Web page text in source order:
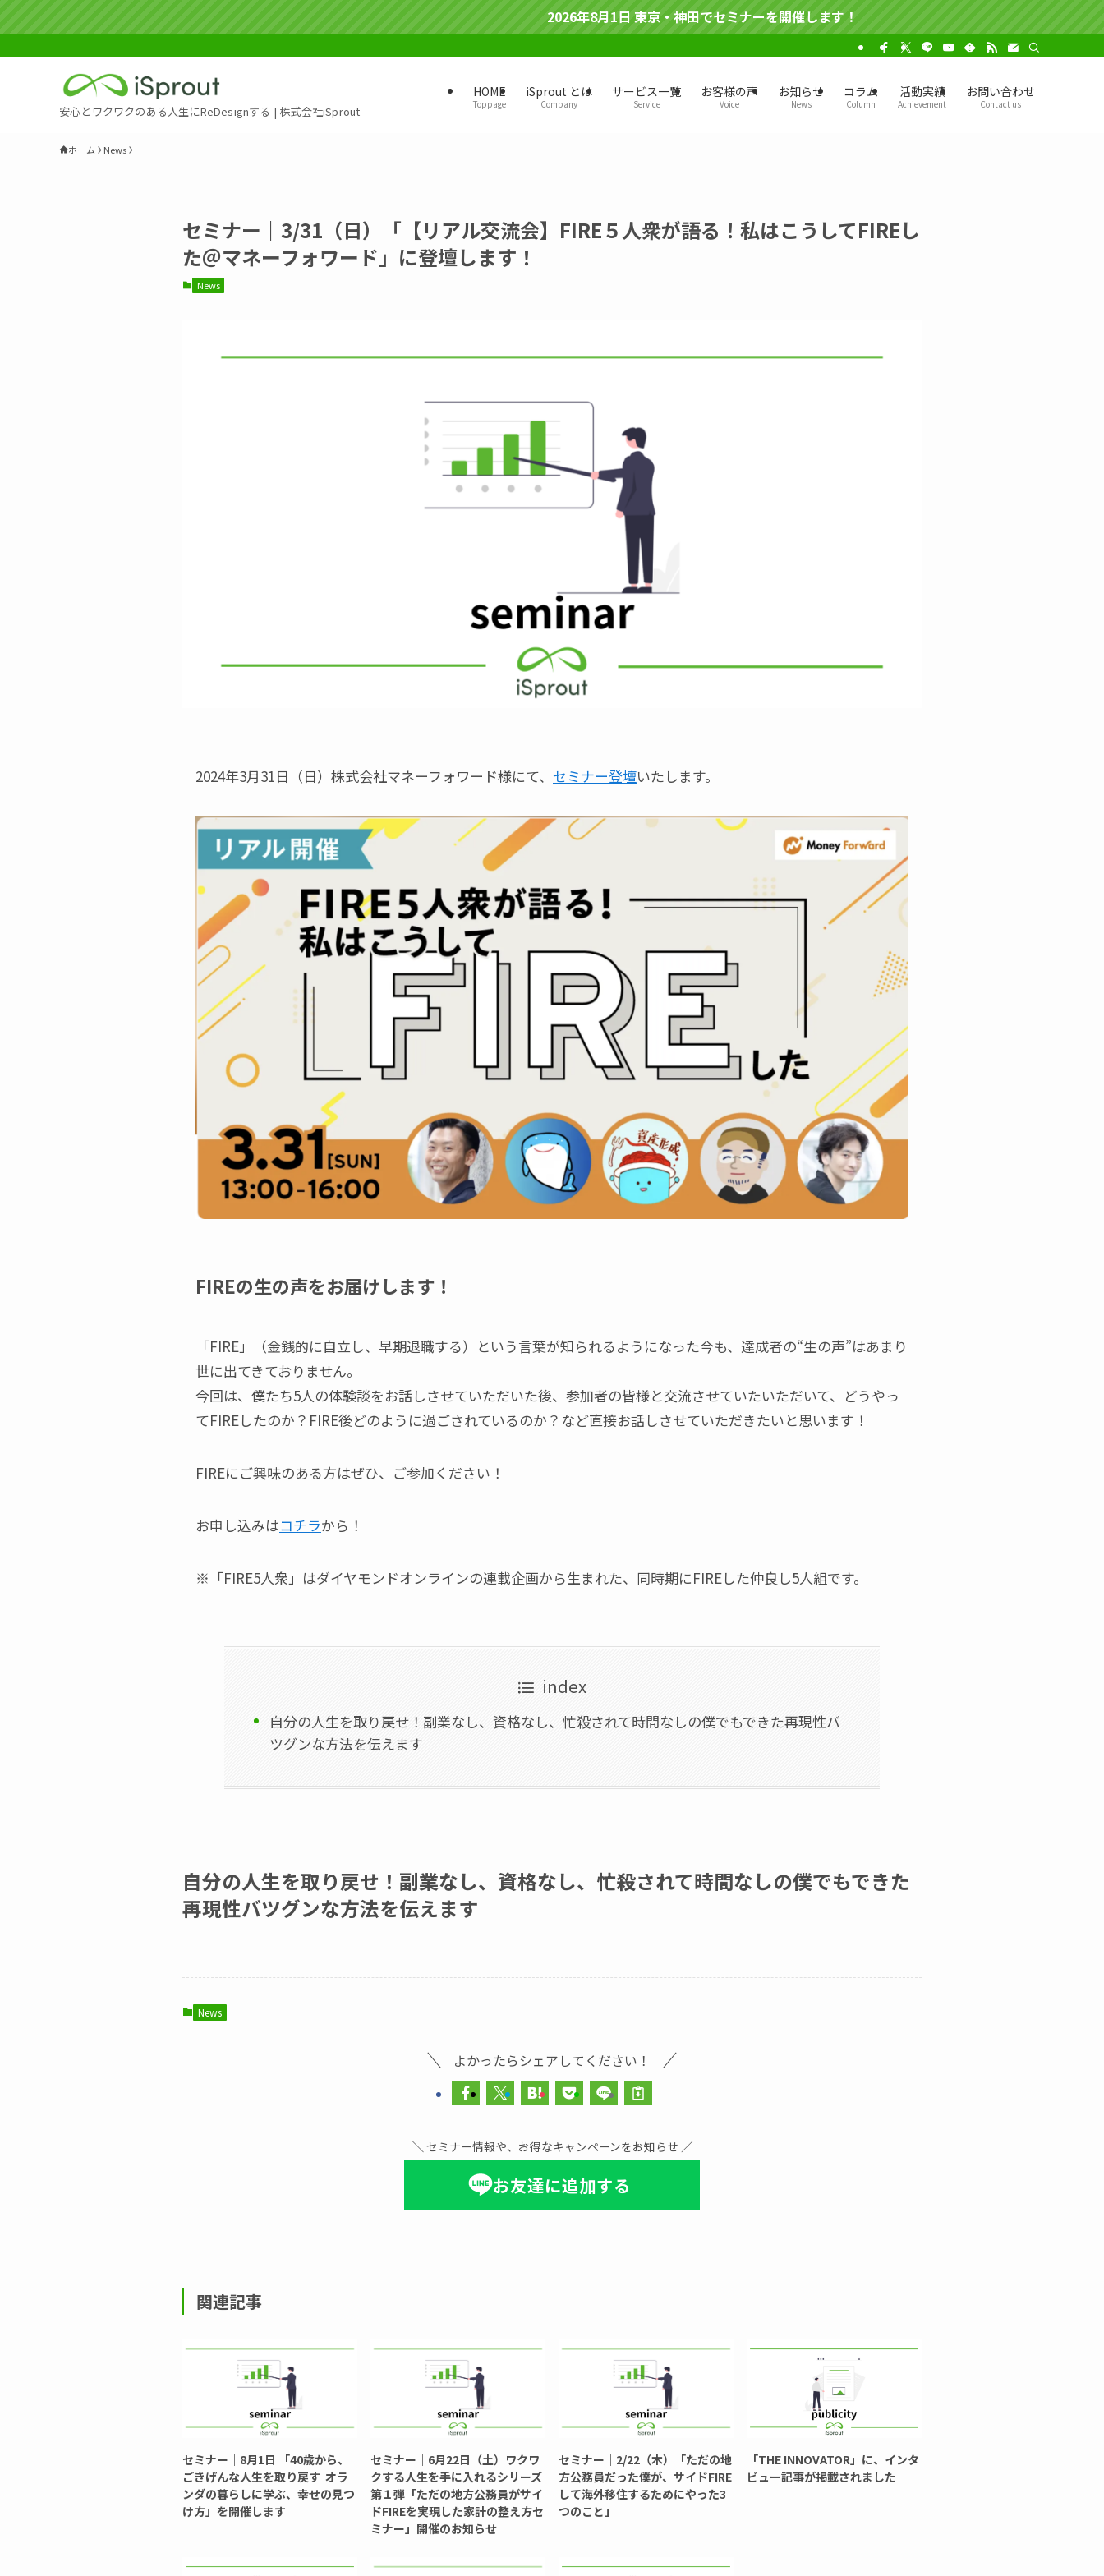
2026年8月1日 東京・神田でセミナーを開催します！
安心とワクワクのある人生にReDesignする | 株式会社iSprout
HOME
Toppage
iSprout とは
Company
サービス一覧
Service
お客様の声
Voice
お知らせ
News
コラム
Column
活動実績
Achievement
お問い合わせ
Contact us
ホーム News
セミナー｜3/31（日）「【リアル交流会】FIRE５人衆が語る！私はこうしてFIREし
た＠マネーフォワード」に登壇します！
News
2024年3月31日（日）株式会社マネーフォワード様にて、 セミナー登壇いたします。
FIREの生の声をお届けします！
「FIRE」（金銭的に自立し、早期退職する）という言葉が知られるようになった今も、達成者の“生の声”はあまり
世に出てきておりません。
今回は、僕たち5人の体験談をお話しさせていただいた後、参加者の皆様と交流させていたいただいて、どうやっ
てFIREしたのか？FIRE後どのように過ごされているのか？など直接お話しさせていただきたいと思います！
FIREにご興味のある方はぜひ、ご参加ください！
お申し込みはコチラから！
※「FIRE5人衆」はダイヤモンドオンラインの連載企画から生まれた、同時期にFIREした仲良し5人組です。
index
自分の人生を取り戻せ！副業なし、資格なし、忙殺されて時間なしの僕でもできた再現性バ
ツグンな方法を伝えます
自分の人生を取り戻せ！副業なし、資格なし、忙殺されて時間なしの僕でもできた
再現性バツグンな方法を伝えます
News
よかったらシェアしてください！
＼ セミナー情報や、お得なキャンペーンをお知らせ ／
お友達に追加する
関連記事
セミナー｜8月1日 「40歳から、
ごきげんな人生を取り戻す ―― オラ
ンダの暮らしに学ぶ、幸せの見つ
け方」を開催します
セミナー｜6月22日（土）ワクワ
クする人生を手に入れるシリーズ
第１弾「ただの地方公務員がサイ
ドFIREを実現した家計の整え方セ
ミナー」開催のお知らせ
セミナー｜2/22（木）「ただの地
方公務員だった僕が、サイドFIRE
して海外移住するためにやった3
つのこと」
「THE INNOVATOR」に、インタ
ビュー記事が掲載されました